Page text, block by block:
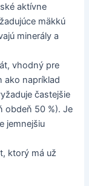
aktívne
mäkkú
minerály a
vhodný pre
ako napríklad
častejšie
obdeň 50 %). Je
jemnejšiu
ktorý má už